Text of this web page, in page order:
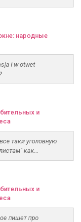
народные
i w otwet
и
таки уголовную
как...
и
пишет про